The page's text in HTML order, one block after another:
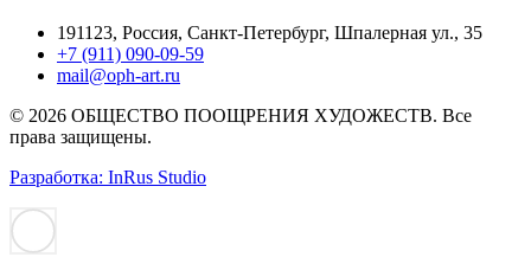
191123, Россия, Санкт-Петербург, Шпалерная ул., 35
+7 (911) 090-09-59
mail@oph-art.ru
© 2026 ОБЩЕСТВО ПООЩРЕНИЯ ХУДОЖЕСТВ. Все
права защищены.
Разработка: InRus Studio